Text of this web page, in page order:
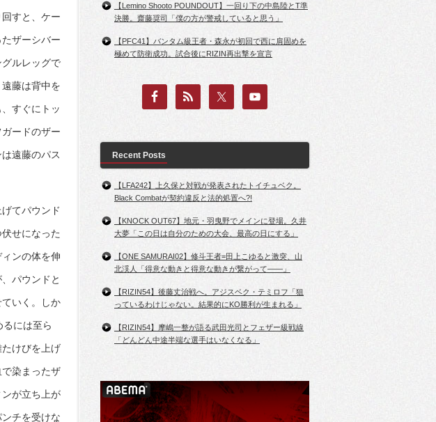
すと、ケー
ザーシバー
ルレッグで
藤は背中を
すぐにトッ
ードのザー
遠藤のパス
てパウンド
せになった
ンの体を伸
パウンドと
いく。しか
るには至ら
けびを上げ
染まったザ
が立ち上が
チを受けな
【Lemino Shooto POUNDOUT】一回り下の中島陸とT準
決勝。齋藤奨司「僕の方が警戒していると思う」
【PFC41】バンタム級王者・森永が初回で西に肩固めを
極めて防衛成功。試合後にRIZIN再出撃を宣言
Recent Posts
【LFA242】上久保と対戦が発表されたトイチュベク。
Black Combatが契約違反と法的処置へ?!
【KNOCK OUT67】地元・羽曳野でメインに登場。久井
大夢「この日は自分のための大会、最高の日にする」
【ONE SAMURAI02】修斗王者=田上こゆると激突、山
北渓人「得意な動きと得意な動きが繋がって――」
【RIZIN54】後藤丈治戦へ。アジスベク・テミロフ「狙
っているわけじゃない。結果的にKO勝利が生まれる」
【RIZIN54】摩嶋一整が語る武田光司とフェザー級戦線
「どんどん中途半端な選手はいなくなる」